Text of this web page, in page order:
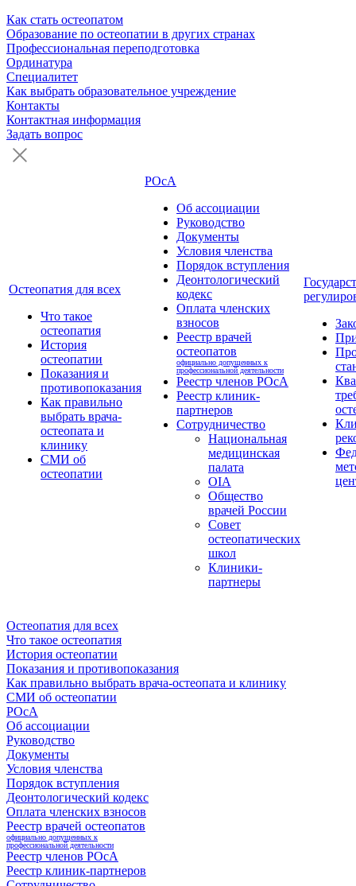
Как стать остеопатом
Образование по остеопатии в других странах
Профессиональная переподготовка
Ординатура
Специалитет
Как выбрать образовательное учреждение
Контакты
Контактная информация
Задать вопрос
Остеопатия для всех
Что такое
остеопатия
История
остеопатии
Показания и
противопоказания
Как правильно
выбрать врача-
остеопата и
клинику
СМИ об
остеопатии
РОсА
Об ассоциации
Руководство
Документы
Условия членства
Порядок вступления
Деонтологический
кодекс
Оплата членских
взносов
Реестр врачей
остеопатов
официально допущенных к
профессиональной деятельности
Реестр членов РОсА
Реестр клиник-
партнеров
Сотрудничество
Национальная
медицинская
палата
OIA
Общество
врачей России
Совет
остеопатических
школ
Клиники-
партнеры
Остеопатия для всех
Что такое остеопатия
История остеопатии
Показания и противопоказания
Как правильно выбрать врача-остеопата и клинику
СМИ об остеопатии
РОсА
Об ассоциации
Руководство
Документы
Условия членства
Порядок вступления
Деонтологический кодекс
Оплата членских взносов
Реестр врачей остеопатов
официально допущенных к
профессиональной деятельности
Реестр членов РОсА
Реестр клиник-партнеров